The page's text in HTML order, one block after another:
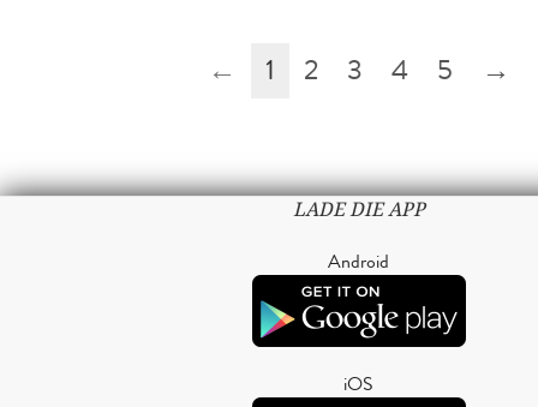
← 1 2 3 4 5 →
LADE DIE APP
Android
iOS